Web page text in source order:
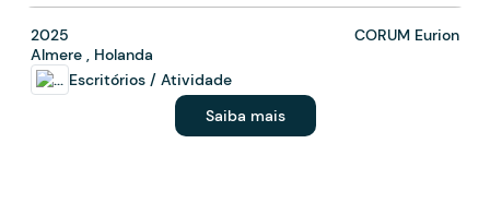
2025
CORUM Eurion
Almere , Holanda
Escritórios / Atividade
Saiba mais